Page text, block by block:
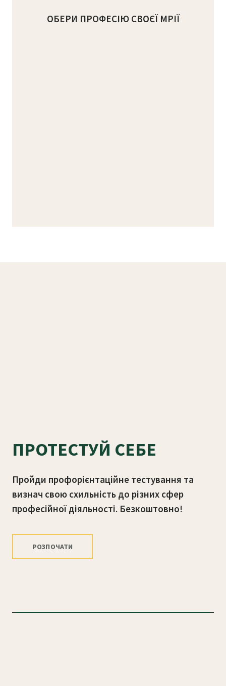
ОБЕРИ ПРОФЕСІЮ СВОЄЇ МРІЇ
ПРОТЕСТУЙ СЕБЕ
Пройди профорієнтаційне тестування та
визнач свою схильність до різних сфер
професійної діяльності. Безкоштовно!
РОЗПОЧАТИ